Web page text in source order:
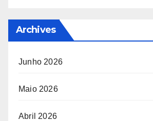
Archives
Junho 2026
Maio 2026
Abril 2026